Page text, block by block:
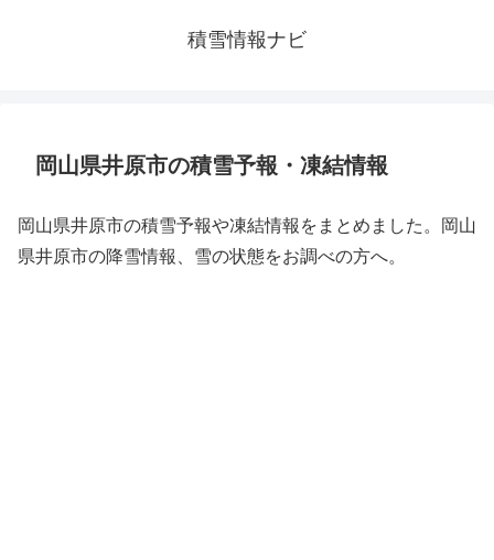
積雪情報ナビ
岡山県井原市の積雪予報・凍結情報
岡山県井原市の積雪予報や凍結情報をまとめました。岡山
県井原市の降雪情報、雪の状態をお調べの方へ。